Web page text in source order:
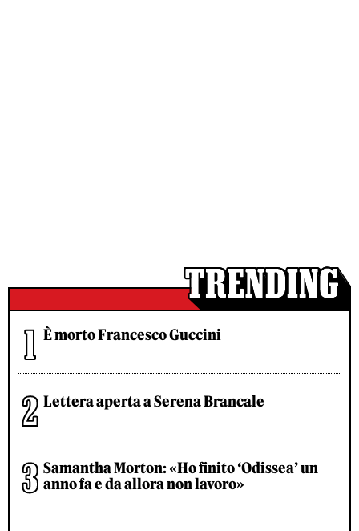
È morto Francesco Guccini
Lettera aperta a Serena Brancale
Samantha Morton: «Ho finito ‘Odissea’ un
anno fa e da allora non lavoro»